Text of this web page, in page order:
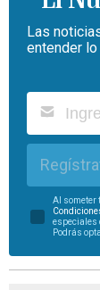
Las
entender
Al someter
especiales
Podrás